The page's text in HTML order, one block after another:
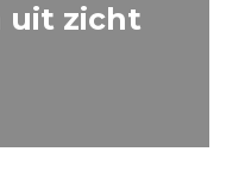
uit zicht